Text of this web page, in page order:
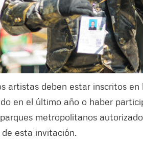
artistas deben estar inscritos en
en el último año o haber
metropolitanos
esta invitación.